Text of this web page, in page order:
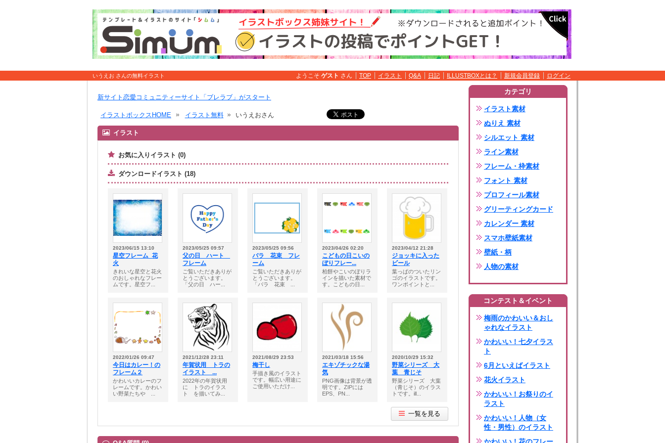
いうえお さんの無料イラスト ようこそ ゲスト さん TOP イラスト Q&A 日記 ILLUSTBOXとは？ 新規会員登録 ログイン
新サイト恋愛コミュニティーサイト「ブレラブ」がスタート
イラストボックスHOME イラスト無料 いうえおさん
イラスト
お気に入りイラスト (0)
ダウンロードイラスト (18)
2023/06/15 13:10
星空フレーム_花
火
きれいな星空と花火
のおしゃれなフレー
ムです。星空フ...
2023/05/25 09:57
父の日 ハート
フレーム
ご覧いただきありが
とうございます。
「父の日 ハー...
2023/05/25 09:56
バラ 花束 フレ
ーム
ご覧いただきありが
とうございます。
「バラ 花束 ...
2023/04/26 02:20
こどもの日こいの
ぼりフレー...
柏餅やこいのぼりラ
インを描いた素材で
す。こどもの日...
2023/04/12 21:28
ジョッキに入った
ビール
葉っぱのついたリン
ゴのイラストです。
ワンポイントと...
2022/01/26 09:47
今日はカレー！の
フレーム２
かわいいカレーのフ
レームです。かわい
い野菜たちや ...
2021/12/28 23:11
年賀状用 トラの
イラスト ...
2022年の年賀状用
に トラのイラス
ト を描いてみ...
2021/08/29 23:53
梅干し
手描き風のイラスト
です。幅広い用途に
ご使用いただけ...
2021/03/18 15:56
エキゾチックな湯
気
PNG画像は背景が透
明です。ZIPには
EPS、PN...
2020/10/29 15:32
野菜シリーズ 大
葉 青じそ
野菜シリーズ 大葉
（青じそ）のイラス
トです。ill...
一覧を見る
カテゴリ
イラスト素材
ぬりえ 素材
シルエット 素材
ライン素材
フレーム・枠素材
フォント 素材
プロフィール素材
グリーティングカード
カレンダー 素材
スマホ壁紙素材
壁紙・柄
人物の素材
コンテスト＆イベント
梅雨のかわいい＆おし
ゃれなイラスト
かわいい！七夕イラス
ト
6月といえばイラスト
花火イラスト
かわいい！お祭りのイ
ラスト
かわいい！人物（女
性・男性）のイラスト